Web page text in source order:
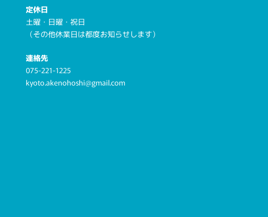
定休日
土曜・日曜・祝日
（その他休業日は都度お知らせします）
連絡先
075-221-1225
kyoto.akenohoshi@gmail.com